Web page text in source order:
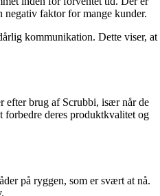
negativ faktor for mange kunder.
kommunikation. Dette viser, at
efter brug af Scrubbi, især når de
deres produktkvalitet og
på ryggen, som er svært at nå.